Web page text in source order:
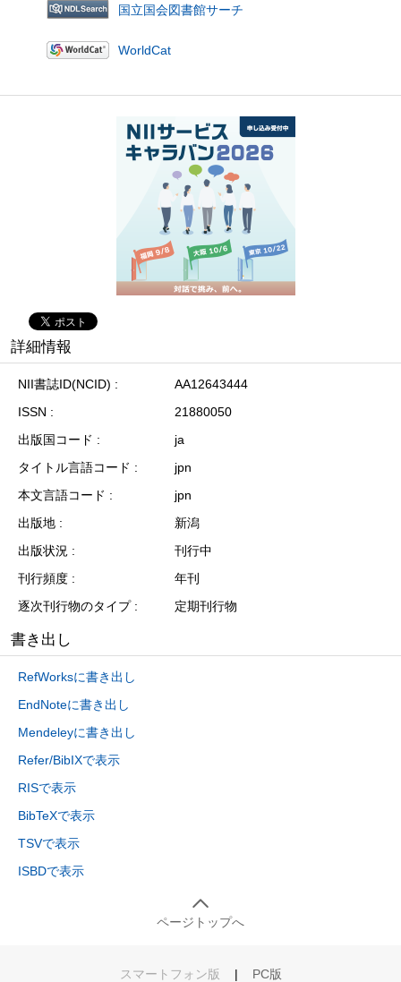
国立国会図書館サーチ
WorldCat
詳細情報
NII書誌ID(NCID)
AA12643444
ISSN
21880050
出版国コード
ja
タイトル言語コード
jpn
本文言語コード
jpn
出版地
新潟
出版状況
刊行中
刊行頻度
年刊
逐次刊行物のタイプ
定期刊行物
書き出し
RefWorksに書き出し
EndNoteに書き出し
Mendeleyに書き出し
Refer/BibIXで表示
RISで表示
BibTeXで表示
TSVで表示
ISBDで表示
ページトップへ
スマートフォン版 | PC版